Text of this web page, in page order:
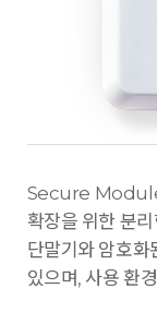
Secure Module
확장을 위한 분
단말기와 암호화
있으며, 사용 환